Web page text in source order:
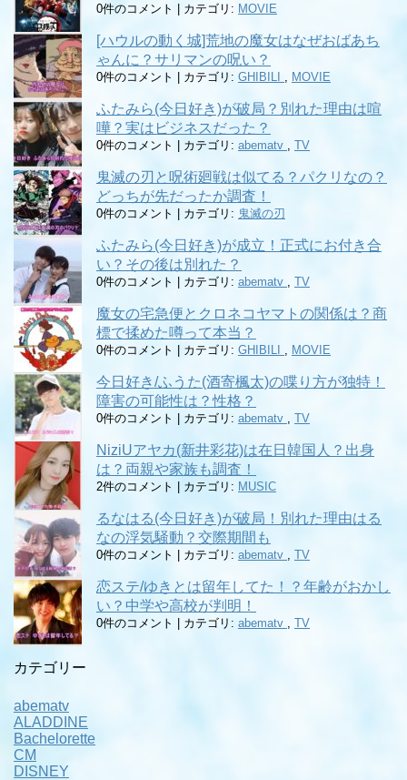
0件のコメント カテゴリ: MOVIE
[ハウルの動く城]荒地の魔女はなぜおばあち
ゃんに？サリマンの呪い？
0件のコメント カテゴリ: GHIBILI MOVIE
ふたみら(今日好き)が破局？別れた理由は喧
嘩？実はビジネスだった？
0件のコメント カテゴリ: abematv TV
鬼滅の刃と呪術廻戦は似てる？パクリなの？
どっちが先だったか調査！
0件のコメント カテゴリ: 鬼滅の刃
ふたみら(今日好き)が成立！正式にお付き合
い？その後は別れた？
0件のコメント カテゴリ: abematv TV
魔女の宅急便とクロネコヤマトの関係は？商
標で揉めた噂って本当？
0件のコメント カテゴリ: GHIBILI MOVIE
今日好き/ふうた(酒寄楓太)の喋り方が独特！
障害の可能性は？性格？
0件のコメント カテゴリ: abematv TV
NiziUアヤカ(新井彩花)は在日韓国人？出身
は？両親や家族も調査！
2件のコメント カテゴリ: MUSIC
るなはる(今日好き)が破局！別れた理由はる
なの浮気騒動？交際期間も
0件のコメント カテゴリ: abematv TV
恋ステ/ゆきとは留年してた！？年齢がおかし
い？中学や高校が判明！
0件のコメント カテゴリ: abematv TV
カテゴリー
abematv
ALADDINE
Bachelorette
CM
DISNEY